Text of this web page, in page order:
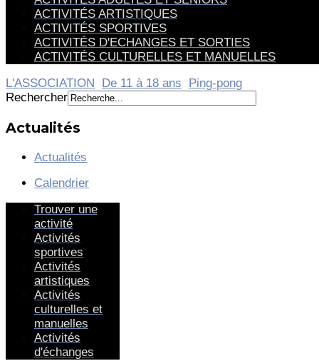
ACTIVITÉS ARTISTIQUES
ACTIVITÉS SPORTIVES
ACTIVITÉS D'ECHANGES ET SORTIES
ACTIVITÉS CULTURELLES ET MANUELLES
L'ASSOCIATION
De 11 à 18 ans
Ping-pong
Rechercher
Actualités
Actualités
Calendrier
Trouver une
activité
Activités
sportives
Activités
artistiques
Activités
culturelles et
manuelles
Activités
d'échanges